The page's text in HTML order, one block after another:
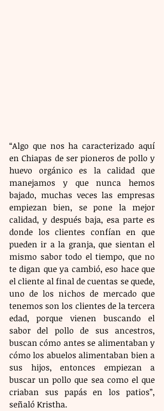
“Algo que nos ha caracterizado aquí
en Chiapas de ser pioneros de pollo y
huevo orgánico es la calidad que
manejamos y que nunca hemos
bajado, muchas veces las empresas
empiezan bien, se pone la mejor
calidad, y después baja, esa parte es
donde los clientes confían en que
pueden ir a la granja, que sientan el
mismo sabor todo el tiempo, que no
te digan que ya cambió, eso hace que
el cliente al final de cuentas se quede,
uno de los nichos de mercado que
tenemos son los clientes de la tercera
edad, porque vienen buscando el
sabor del pollo de sus ancestros,
buscan cómo antes se alimentaban y
cómo los abuelos alimentaban bien a
sus hijos, entonces empiezan a
buscar un pollo que sea como el que
criaban sus papás en los patios”,
señaló Kristha.